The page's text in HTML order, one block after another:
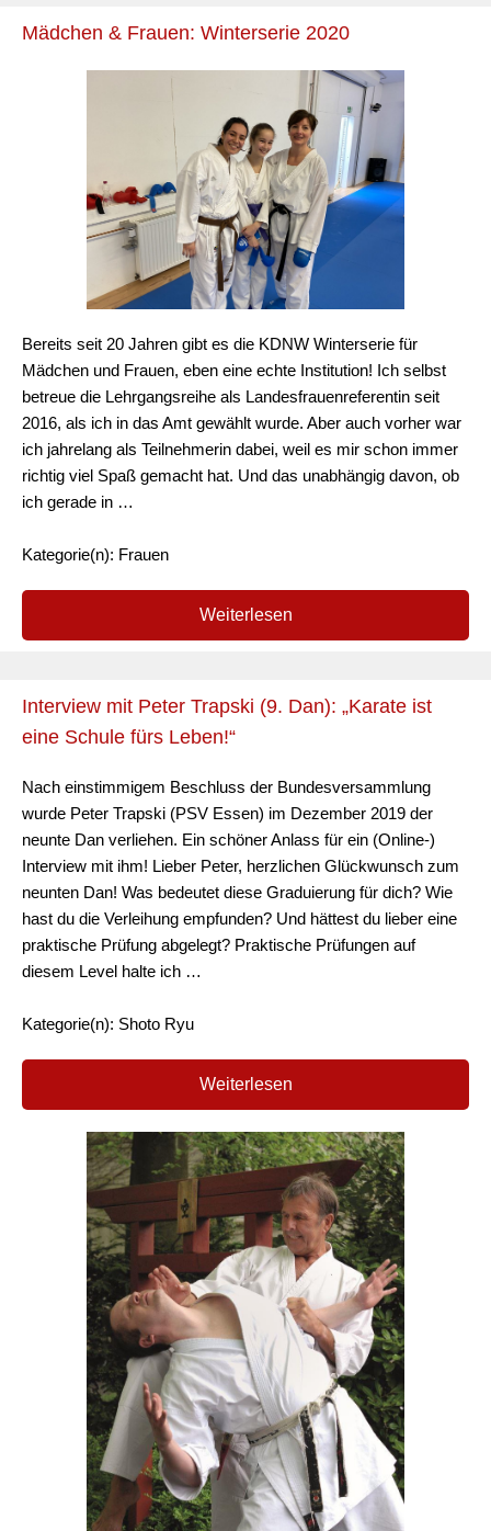
Mädchen & Frauen: Winterserie 2020
Bereits seit 20 Jahren gibt es die KDNW Winterserie für
Mädchen und Frauen, eben eine echte Institution! Ich selbst
betreue die Lehrgangsreihe als Landesfrauenreferentin seit
2016, als ich in das Amt gewählt wurde. Aber auch vorher war
ich jahrelang als Teilnehmerin dabei, weil es mir schon immer
richtig viel Spaß gemacht hat. Und das unabhängig davon, ob
ich gerade in …
Kategorie(n): Frauen
Weiterlesen
Interview mit Peter Trapski (9. Dan): „Karate ist
eine Schule fürs Leben!“
Nach einstimmigem Beschluss der Bundesversammlung
wurde Peter Trapski (PSV Essen) im Dezember 2019 der
neunte Dan verliehen. Ein schöner Anlass für ein (Online-)
Interview mit ihm! Lieber Peter, herzlichen Glückwunsch zum
neunten Dan! Was bedeutet diese Graduierung für dich? Wie
hast du die Verleihung empfunden? Und hättest du lieber eine
praktische Prüfung abgelegt? Praktische Prüfungen auf
diesem Level halte ich …
Kategorie(n): Shoto Ryu
Weiterlesen